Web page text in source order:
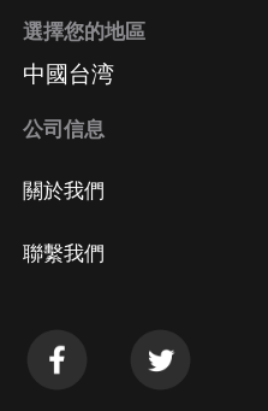
選擇您的地區
中國台湾
公司信息
關於我們
聯繫我們